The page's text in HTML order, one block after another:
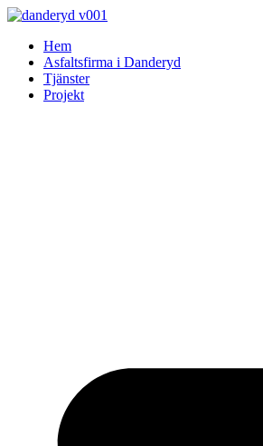
Skip
contentHem
Asfaltsfirma i Danderyd
Tjänster
Projekt